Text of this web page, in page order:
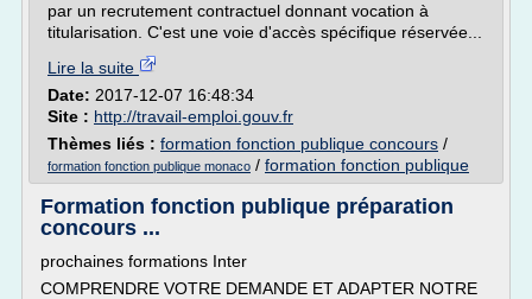
par un recrutement contractuel donnant vocation à
titularisation. C'est une voie d'accès spécifique réservée...
Lire la suite
Date: 2017-12-07 16:48:34
Site : http://travail-emploi.gouv.fr
Thèmes liés : formation fonction publique concours /
formation fonction publique monaco / formation fonction publique
Formation fonction publique préparation
concours ...
prochaines formations Inter
COMPRENDRE VOTRE DEMANDE ET ADAPTER NOTRE